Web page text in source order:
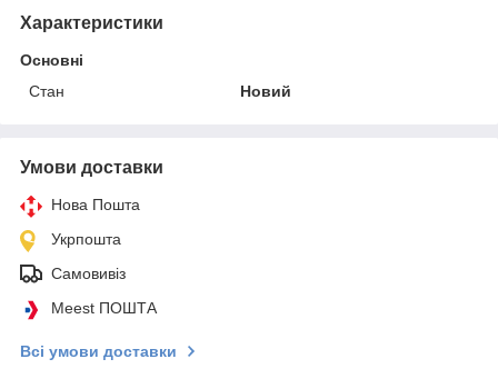
Характеристики
Основні
Стан
Новий
Умови доставки
Нова Пошта
Укрпошта
Самовивіз
Meest ПОШТА
Всі умови доставки